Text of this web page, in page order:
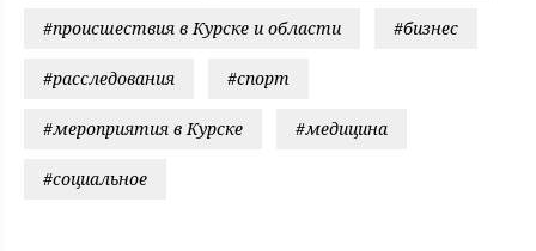
#происшествия в Курске и области #бизнес
#расследования #спорт
#мероприятия в Курске #медицина
#социальное